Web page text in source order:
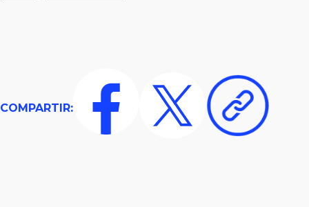
COMPARTIR: